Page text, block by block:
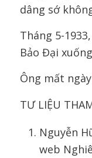
dâng sớ
Tháng 5-
Bảo Đại
Ông mất
TƯ LIỆU
Nguyễn
web